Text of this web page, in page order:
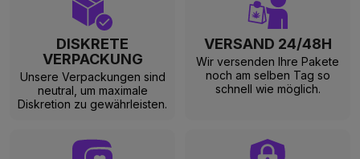
DISKRETE
VERPACKUNG
Unsere Verpackungen sind
neutral, um maximale
Diskretion zu gewährleisten.
VERSAND 24/48H
Wir versenden Ihre Pakete
noch am selben Tag so
schnell wie möglich.